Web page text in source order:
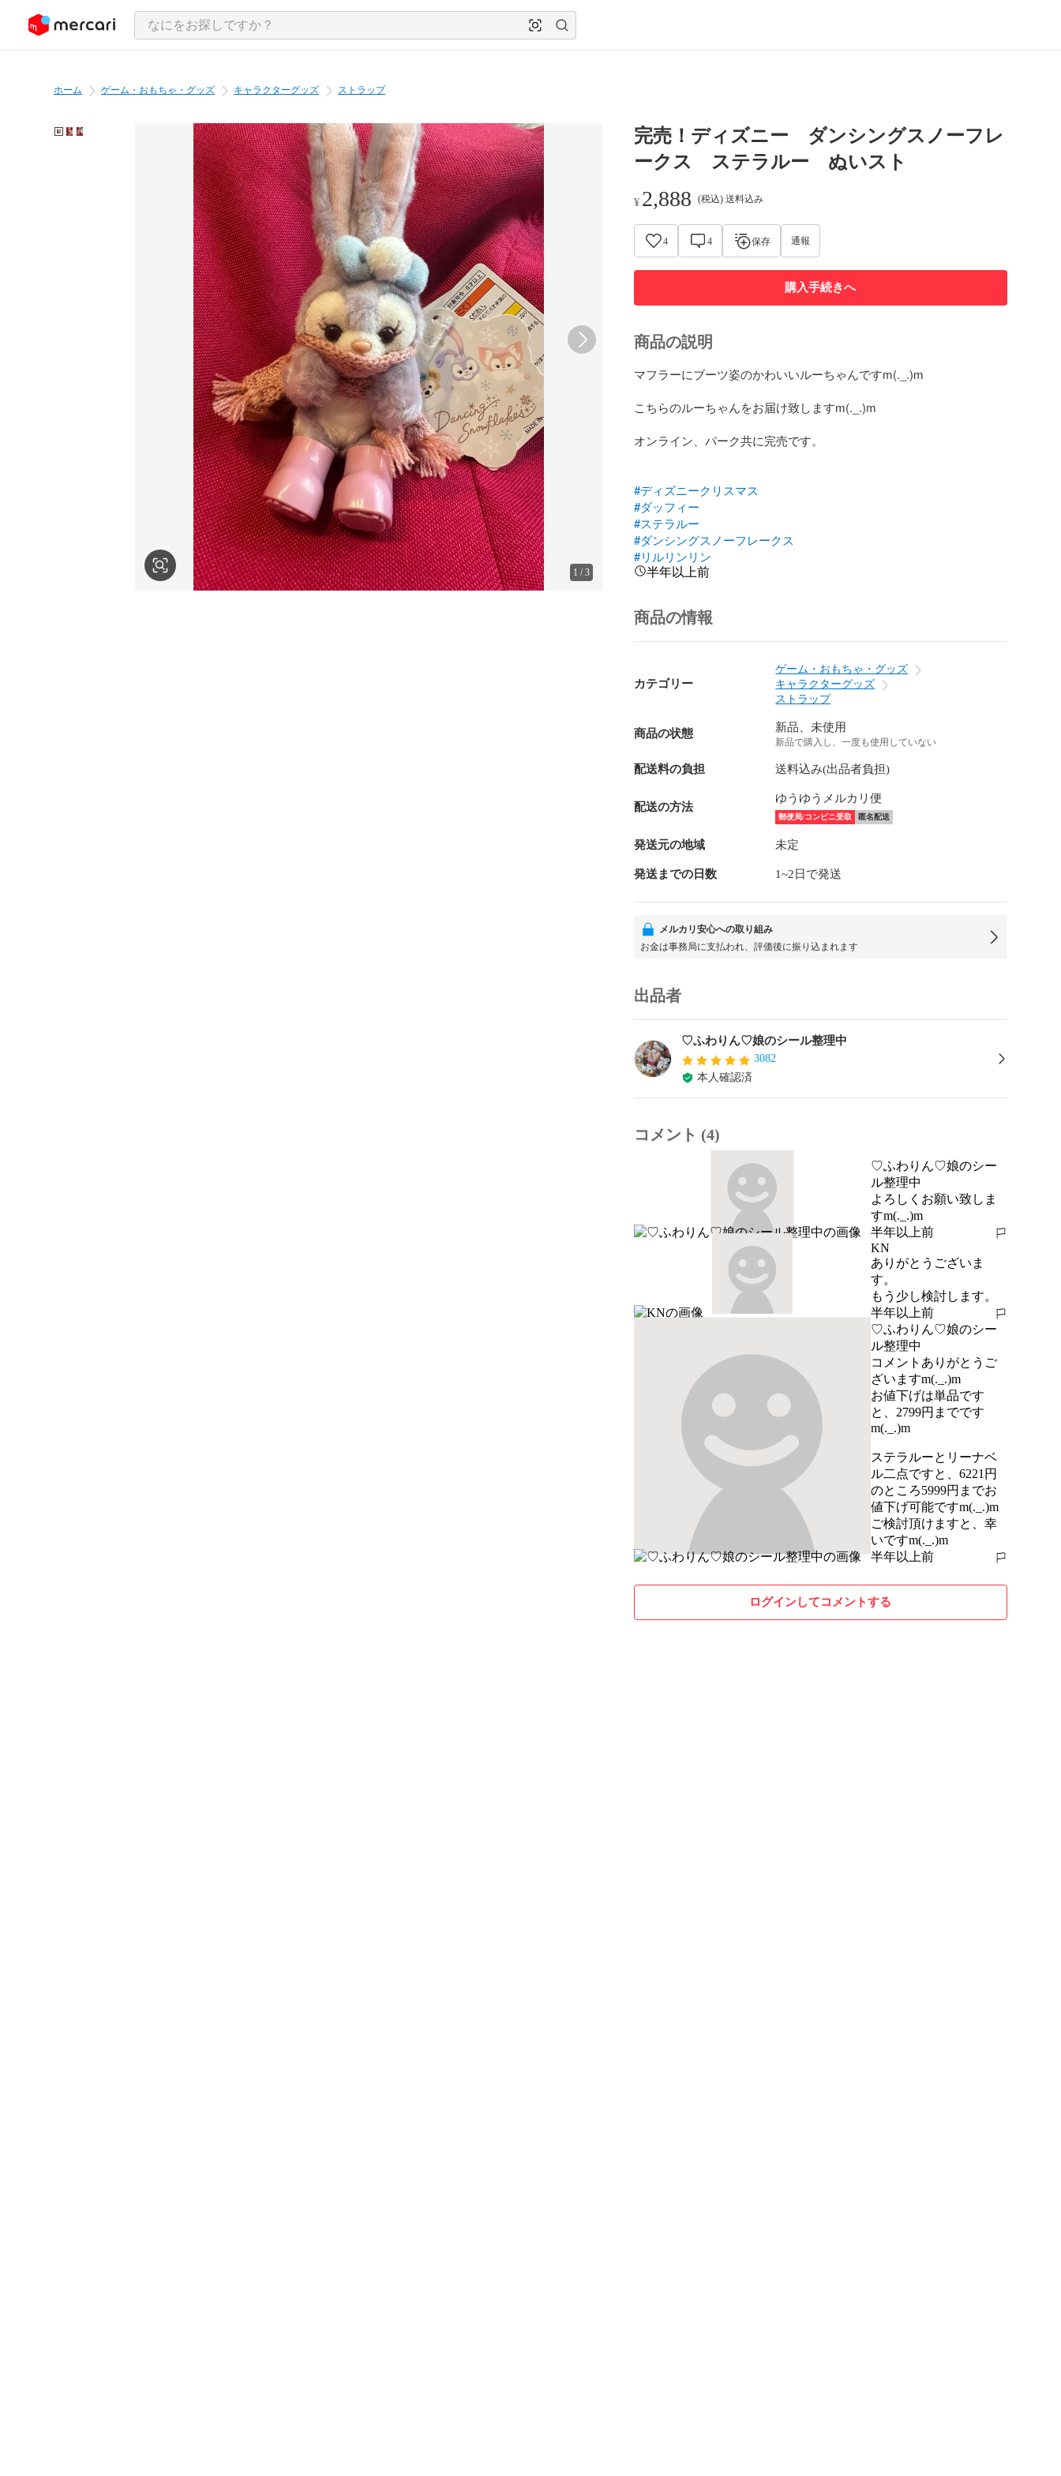
ツにスキップ
ホーム ゲーム・おもちゃ・グッズ キャラクターグッズ ストラップ
1 /3
完売！ディズニー ダンシングスノーフレ
ークス ステラルー ぬいスト
¥ 2,888 (税込) 送料込み
4 4 保存 通報
購入手続きへ
商品の説明
マフラーにブーツ姿のかわいいルーちゃんですm(._.)m
こちらのルーちゃんをお届け致しますm(._.)m
オンライン、パーク共に完売です。
#ディズニークリスマス
#ダッフィー
#ステラルー
#ダンシングスノーフレークス
#リルリンリン
半年以上前
商品の情報
カテゴリー
ゲーム・おもちゃ・グッズ
キャラクターグッズ
ストラップ
商品の状態 新品、未使用
新品で購入し、一度も使用していない
配送料の負担 送料込み(出品者負担)
配送の方法
ゆうゆうメルカリ便
郵便局/コンビニ受取 匿名配送
発送元の地域 未定
発送までの日数 1~2日で発送
メルカリ安心への取り組み
お金は事務局に支払われ、評価後に振り込まれます
出品者
♡ふわりん♡娘のシール整理中
3082
本人確認済
コメント (4)
♡ふわりん♡娘のシー
ル整理中
よろしくお願い致しま
すm(._.)m
半年以上前
報告する
KN
ありがとうございま
す。
もう少し検討します。
半年以上前
報告する
♡ふわりん♡娘のシー
ル整理中
コメントありがとうご
ざいますm(._.)m
お値下げは単品です
と、2799円までです
m(._.)m
ステラルーとリーナベ
ル二点ですと、6221円
のところ5999円までお
値下げ可能ですm(._.)m
ご検討頂けますと、幸
いですm(._.)m
半年以上前
報告する
ログインしてコメントする